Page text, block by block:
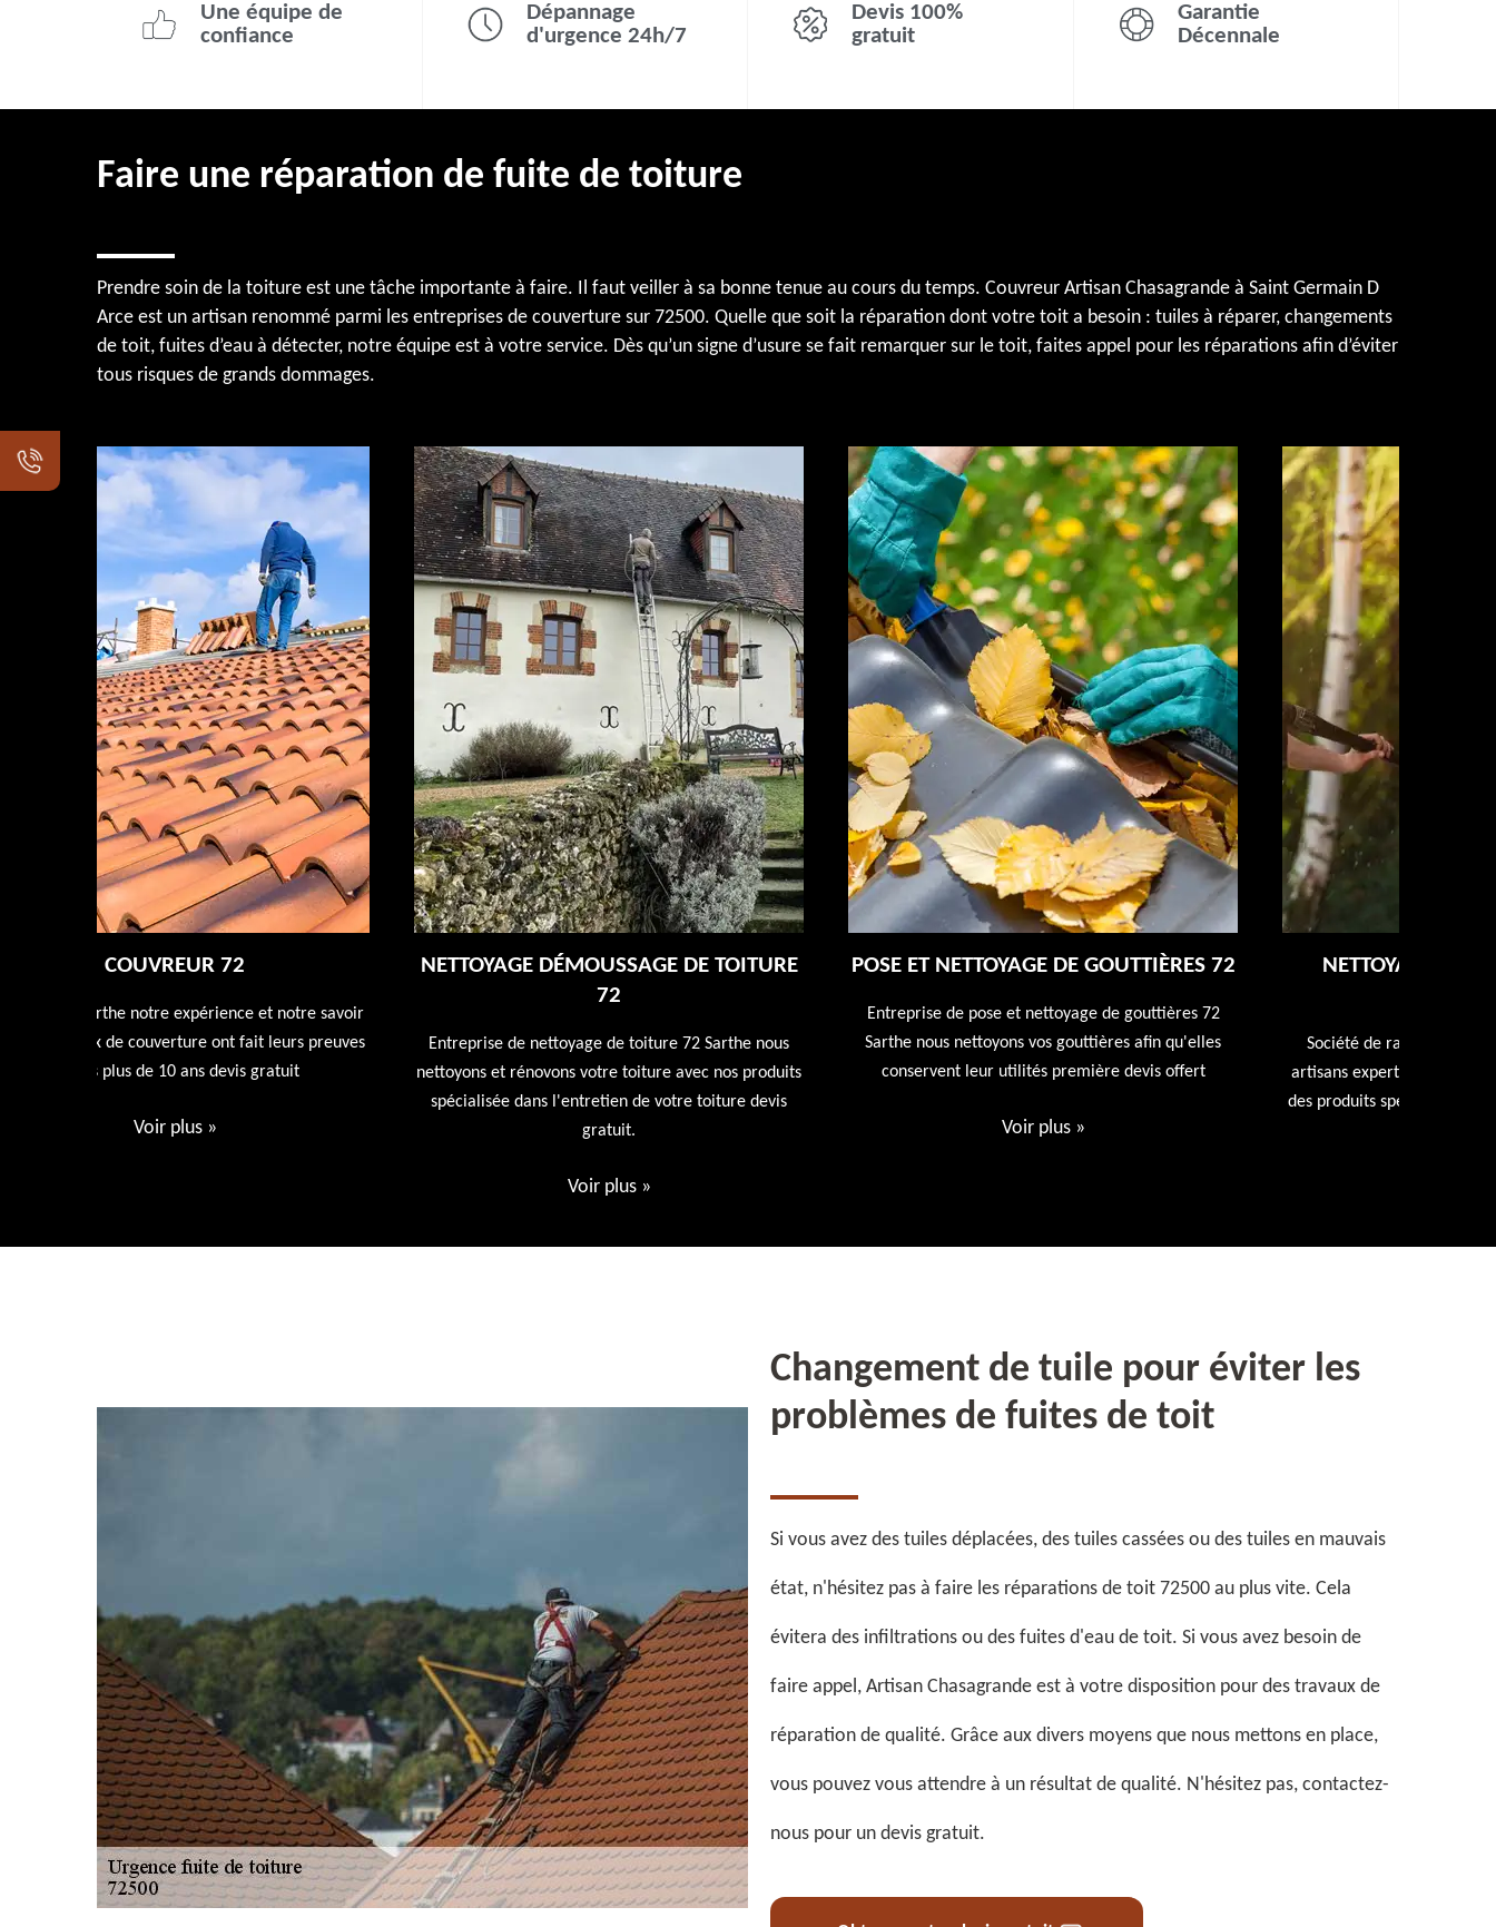
Une équipe de
confiance
Dépannage
d'urgence 24h/7
Devis 100%
gratuit
Garantie
Décennale
Faire une réparation de fuite de toiture
Prendre soin de la toiture est une tâche importante à faire. Il faut veiller à sa bonne tenue au cours du temps. Couvreur Artisan Chasagrande à Saint Germain D
Arce est un artisan renommé parmi les entreprises de couverture sur 72500. Quelle que soit la réparation dont votre toit a besoin : tuiles à réparer, changements
de toit, fuites d’eau à détecter, notre équipe est à votre service. Dès qu’un signe d’usure se fait remarquer sur le toit, faites appel pour les réparations afin d’éviter
tous risques de grands dommages.
NETTOYAGE DÉMOUSSAGE DE TOITURE
Entreprise de nettoyage de toiture 72 Sarthe nous
nettoyons et rénovons votre toiture avec nos produits
spécialisée dans l'entretien de votre toiture devis
POSE ET NETTOYAGE DE GOUTTIÈRES 72
Entreprise de pose et nettoyage de gouttières 72
Sarthe nous nettoyons vos gouttières afin qu'elles
conservent leur utilités première devis offert
NETTOYAGE ET RAVALEMENT DE
Société de ravalement de façade 72 Sarthe nos
artisans expert en ravalement de façade utiliseront
des produits spécialisés. Devis et déplacement offert
Changement de tuile pour éviter les
problèmes de fuites de toit
Si vous avez des tuiles déplacées, des tuiles cassées ou des tuiles en mauvais
état, n'hésitez pas à faire les réparations de toit 72500 au plus vite. Cela
évitera des infiltrations ou des fuites d'eau de toit. Si vous avez besoin de
faire appel, Artisan Chasagrande est à votre disposition pour des travaux de
réparation de qualité. Grâce aux divers moyens que nous mettons en place,
vous pouvez vous attendre à un résultat de qualité. N'hésitez pas, contactez-
nous pour un devis gratuit.